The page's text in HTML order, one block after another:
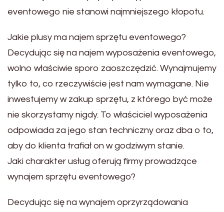
eventowego nie stanowi najmniejszego kłopotu.
Jakie plusy ma najem sprzętu eventowego?
Decydując się na najem wyposażenia eventowego,
wolno właściwie sporo zaoszczędzić. Wynajmujemy
tylko to, co rzeczywiście jest nam wymagane. Nie
inwestujemy w zakup sprzętu, z którego być może
nie skorzystamy nigdy. To właściciel wyposażenia
odpowiada za jego stan techniczny oraz dba o to,
aby do klienta trafiał on w godziwym stanie.
Jaki charakter usług oferują firmy prowadzące
wynajem sprzętu eventowego?
Decydując się na wynajem oprzyrządowania